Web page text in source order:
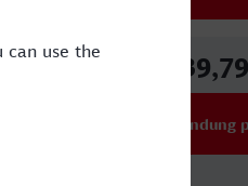
Verbindung